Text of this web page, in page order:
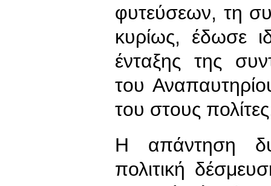
φυτεύσεων, τη
κυρίως, έδωσε
ένταξης της
του
του στους
Η απάντηση
πολιτική